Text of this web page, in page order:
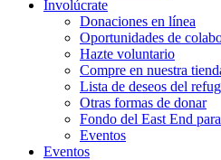
Involúcrate
Donaciones en línea
Oportunidades de
Hazte voluntario
Compre en nuestra
Lista de deseos del
Otras formas de donar
Fondo del East End
Eventos
Eventos